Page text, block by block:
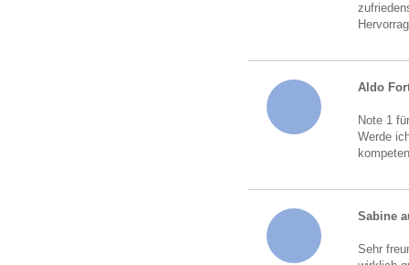
Aldo
Note 1
Werde
Sabine
Sehr